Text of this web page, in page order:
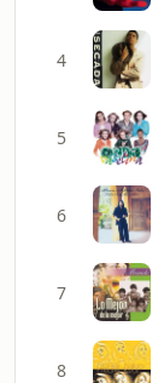
4
5
6
7
8